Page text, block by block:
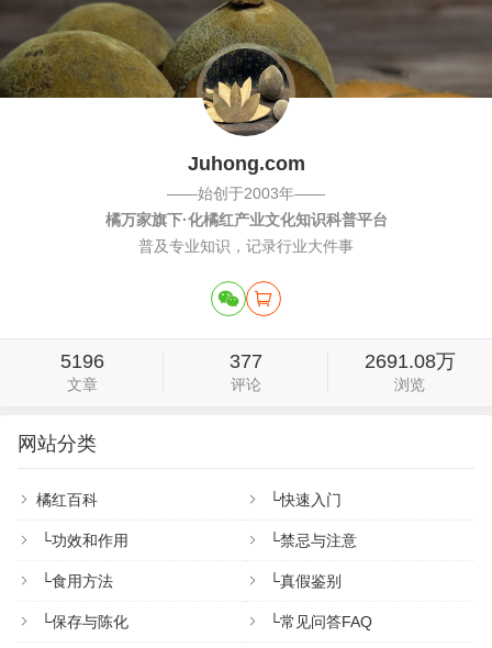
地，是橘红片更加好。橘红丝往往是没有绒毛的，
往往不是原产地的。…
Juhong.com
——始创于2003年——
橘万家旗下·化橘红产业文化知识科普平台
普及专业知识，记录行业大件事
5196
文章
377
评论
2691.08万
浏览
网站分类
橘红百科 └快速入门
└功效和作用 └禁忌与注意
└食用方法 └真假鉴别
└保存与陈化 └常见问答FAQ